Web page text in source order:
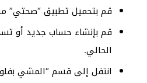
قم بتحميل تطبيق “صحتي”
قم بإنشاء حساب جديد أو
الحالي.
انتقل إلى قسم “المشي